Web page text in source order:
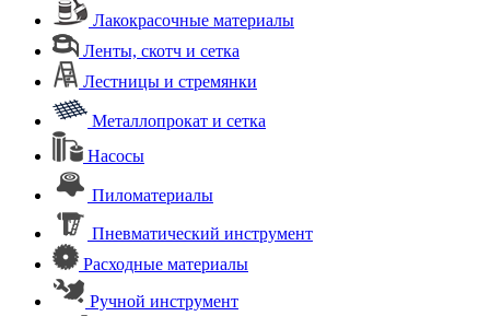
Лакокрасочные материалы
Ленты, скотч и сетка
Лестницы и стремянки
Металлопрокат и сетка
Насосы
Пиломатериалы
Пневматический инструмент
Расходные материалы
Ручной инструмент